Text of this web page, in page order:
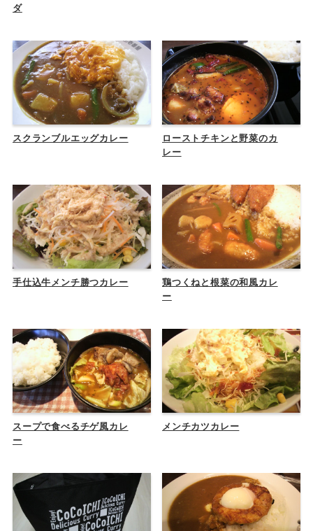
ダ
スクランブルエッグカレー
ローストチキンと野菜のカ
レー
手仕込牛メンチ勝つカレー
鶏つくねと根菜の和風カレ
ー
スープで食べるチゲ風カレ
ー
メンチカツカレー